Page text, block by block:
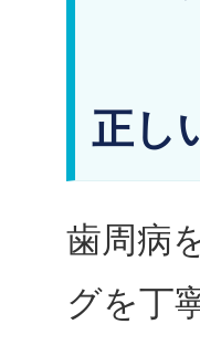
正し
歯周病
グを丁